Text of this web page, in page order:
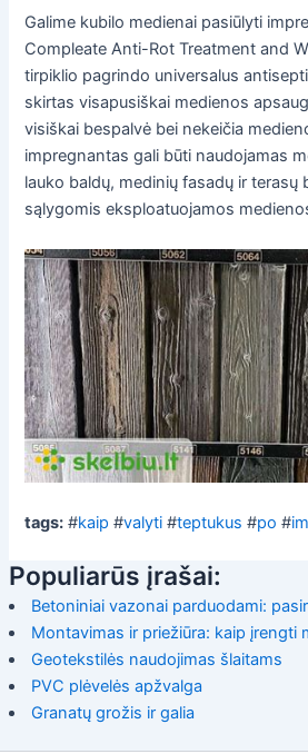
Galime kubilo medienai pasiūlyti
Compleate Anti-Rot Treatment and
tirpiklio pagrindo universalus
skirtas visapusiškai medienos
visiškai bespalvė bei nekeičia
impregnantas gali būti naudojamas
lauko baldų, medinių fasadų ir terasų
sąlygomis eksploatuojamos
tags: #kaip #valyti #teptukus #po #
Populiarūs įrašai:
Betoniniai vazonai parduodami:
Montavimas ir priežiūra: kaip įrengti
Geotekstilės naudojimas šlaitams
PVC plėvelės apžvalga
Granatų grožis ir galia